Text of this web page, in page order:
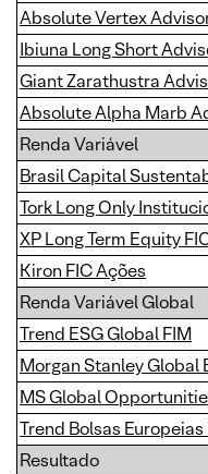
Absolute Vertex
Ibiuna Long Short
Giant Zarathustra
Absolute Alpha Marb
Renda Variável
Brasil Capital
Tork Long Only
XP Long Term Equity
Kiron FIC Ações
Renda Variável Global
Trend ESG Global FIM
Morgan Stanley Global
MS Global
Trend Bolsas Europeias
Resultado